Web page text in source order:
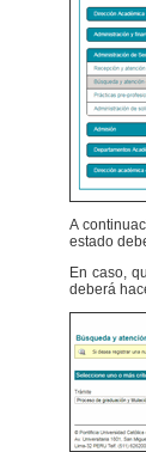
A
estado
En caso,
deberá